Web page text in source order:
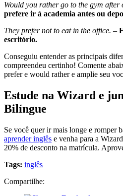
Would you rather go to the gym after
prefere ir à academia antes ou
They prefer not to eat in the office. –
escritório.
Conseguiu entender as principais
compreendeu certinho! Comente
prefer e would rather e amplie seu
Estude na Wizard e
Bilíngue
Se você quer ir mais longe e romper
aprender inglês e venha para a
20% de desconto na matrícula.
Tags: inglês
Compartilhe: